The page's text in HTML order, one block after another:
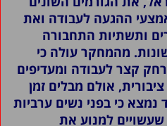
ההגעה לעבודה ואת
ותשתיות התחבורה
מהמחקר עולה כי
קצר לעבודה ומעדיפים
אולם מבלים זמן
נמצא כי בפני נשים ערביות
שעשויים למנוע את